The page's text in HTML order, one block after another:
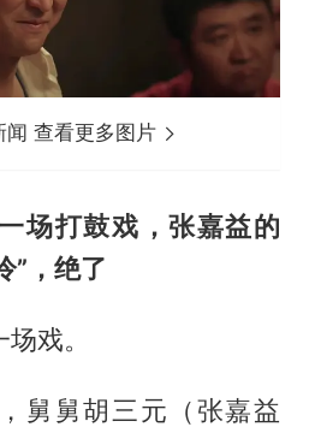
闻 查看更多图片
场打鼓戏，张嘉益的
”，绝了
戏。
舅舅胡三元（张嘉益